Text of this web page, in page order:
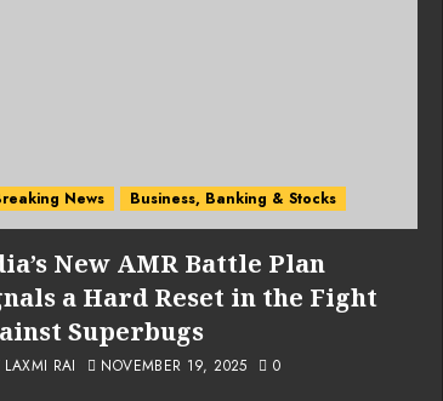
News Business, Banking & Stocks
New AMR Battle Plan
a Hard Reset in the Fight
Superbugs
LAXMI RAI NOVEMBER 19, 2025 0